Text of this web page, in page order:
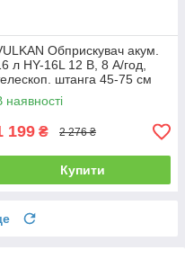
Обприскувач акум.
л HY-16L 12 В, 8 А/год,
штанга 45-75 см
наявності
199 ₴ 2 276 ₴
Купити